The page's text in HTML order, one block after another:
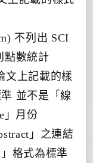
不列出 SCI
點數統計
文上記載的樣
並不是「線
」月份
」之連結
」格式為標準